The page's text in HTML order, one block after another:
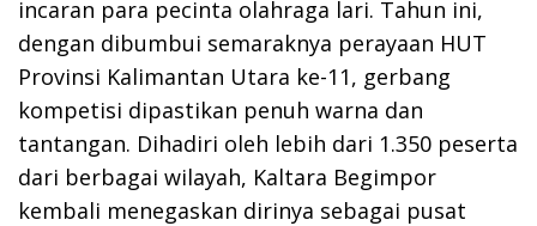
incaran para pecinta olahraga lari. Tahun ini,
dengan dibumbui semaraknya perayaan HUT
Provinsi Kalimantan Utara ke-11, gerbang
kompetisi dipastikan penuh warna dan
tantangan. Dihadiri oleh lebih dari 1.350 peserta
dari berbagai wilayah, Kaltara Begimpor
kembali menegaskan dirinya sebagai pusat